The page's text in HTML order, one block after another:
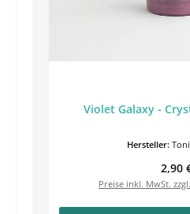
Violet Galaxy -
Hersteller:
2,90
Preise inkl. MwSt.